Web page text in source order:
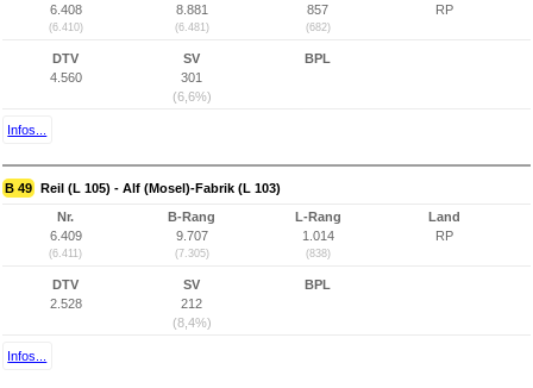
6.408
(6.410)
8.881
(6.481)
857
(682)
RP
DTV
4.560
SV
301
(6,6%)
BPL
Infos...
B 49 Reil (L 105) - Alf (Mosel)-Fabrik (L 103)
Nr.
6.409
(6.411)
B-Rang
9.707
(7.305)
L-Rang
1.014
(838)
Land
RP
DTV
2.528
SV
212
(8,4%)
BPL
Infos...